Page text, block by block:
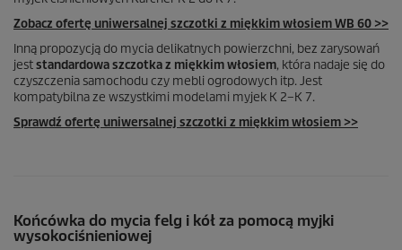
Zobacz ofertę uniwersalnej szczotki z miękkim włosiem WB 60 >>
Inną propozycją do mycia delikatnych powierzchni, bez zarysowań
jeststandardowa szczotka z miękkim włosiem, która nadaje się do
czyszczenia samochodu czy mebli ogrodowych itp. Jest
kompatybilna ze wszystkimi modelami myjek K 2–K 7.
Sprawdź ofertę uniwersalnej szczotki z miękkim włosiem >>
Końcówka do mycia felg i kół za pomocą myjki
wysokociśnieniowej